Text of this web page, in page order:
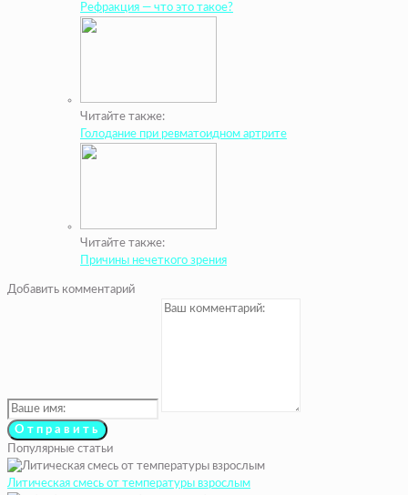
Рефракция — что это такое?
Читайте также:
Голодание при ревматоидном артрите
Читайте также:
Причины нечеткого зрения
Добавить комментарий
Популярные статьи
Литическая смесь от температуры взрослым